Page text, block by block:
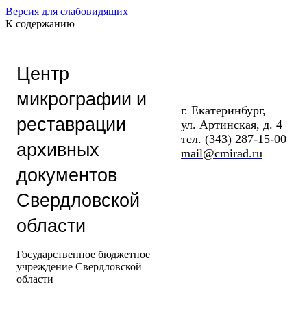
Версия для слабовидящих
К содержанию
Центр
микрографии и
реставрации
архивных
документов
Свердловской
области
Государственное бюджетное
учреждение Свердловской
области
г. Екатеринбург,
ул. Артинская, д. 4
тел. (343) 287-15-00
mail@cmirad.ru